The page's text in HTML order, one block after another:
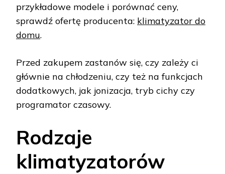
przykładowe modele i porównać ceny,
sprawdź ofertę producenta: klimatyzator do
domu.
Przed zakupem zastanów się, czy zależy ci
głównie na chłodzeniu, czy też na funkcjach
dodatkowych, jak jonizacja, tryb cichy czy
programator czasowy.
Rodzaje
klimatyzatorów